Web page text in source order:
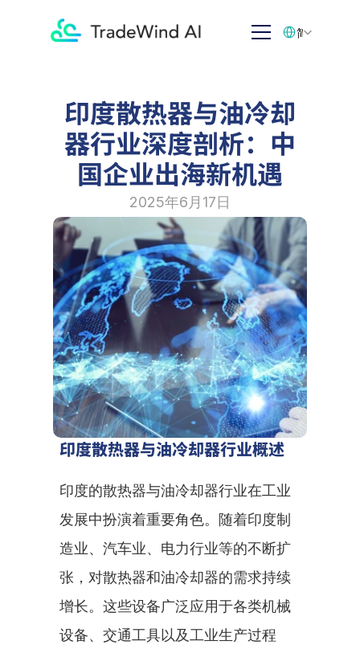
印度散热器与油冷却
器行业深度剖析：中
国企业出海新机遇
2025年6月17日
印度散热器与油冷却器行业概述
印度的散热器与油冷却器行业在工业
发展中扮演着重要角色。随着印度制
造业、汽车业、电力行业等的不断扩
张，对散热器和油冷却器的需求持续
增长。这些设备广泛应用于各类机械
设备、交通工具以及工业生产过程
简体中文